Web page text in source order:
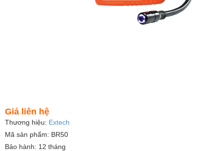
Giá liên hệ
Thương hiệu: Extech
Mã sản phẩm: BR50
Bảo hành: 12 tháng